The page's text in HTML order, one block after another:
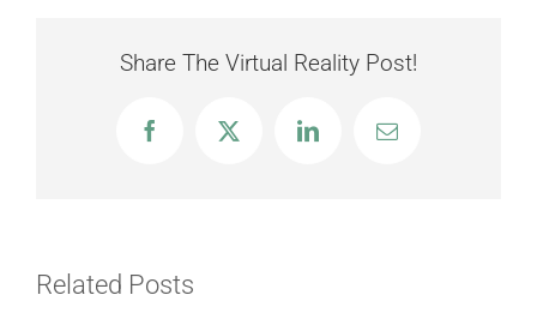
Share The Virtual Reality Post!
FacebookX LinkedInEmail
Related Posts